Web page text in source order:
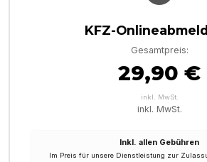
KFZ-
Gesamtpreis:
29,90 €
inkl. MwSt.
inkl. MwSt.
Inkl. allen Gebühren
Im Preis für unsere Dienstleistung zur